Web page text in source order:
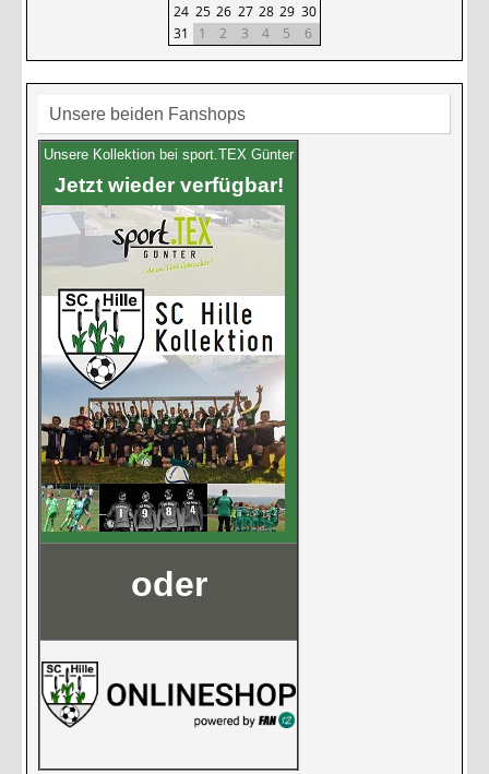
24 25 26 27 28 29 30
31
1 2 3 4 5 6
Unsere beiden Fanshops
Unsere Kollektion bei sport.TEX Günter
Jetzt wieder verfügbar!
oder